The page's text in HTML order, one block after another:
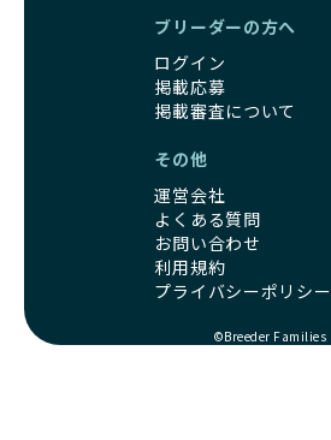
ブリーダーの方へ
ログイン
掲載応募
掲載審査について
その他
運営会社
よくある質問
お問い合わせ
利用規約
プライバシーポリシー
©Breeder Families